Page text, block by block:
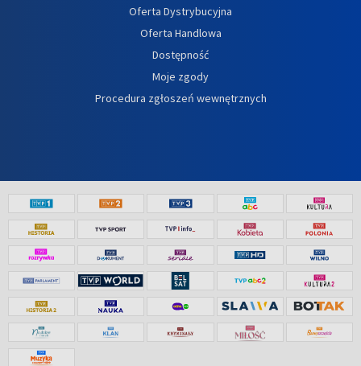
Oferta Dystrybucyjna
Oferta Handlowa
Dostępność
Moje zgody
Procedura zgłoszeń wewnętrznych